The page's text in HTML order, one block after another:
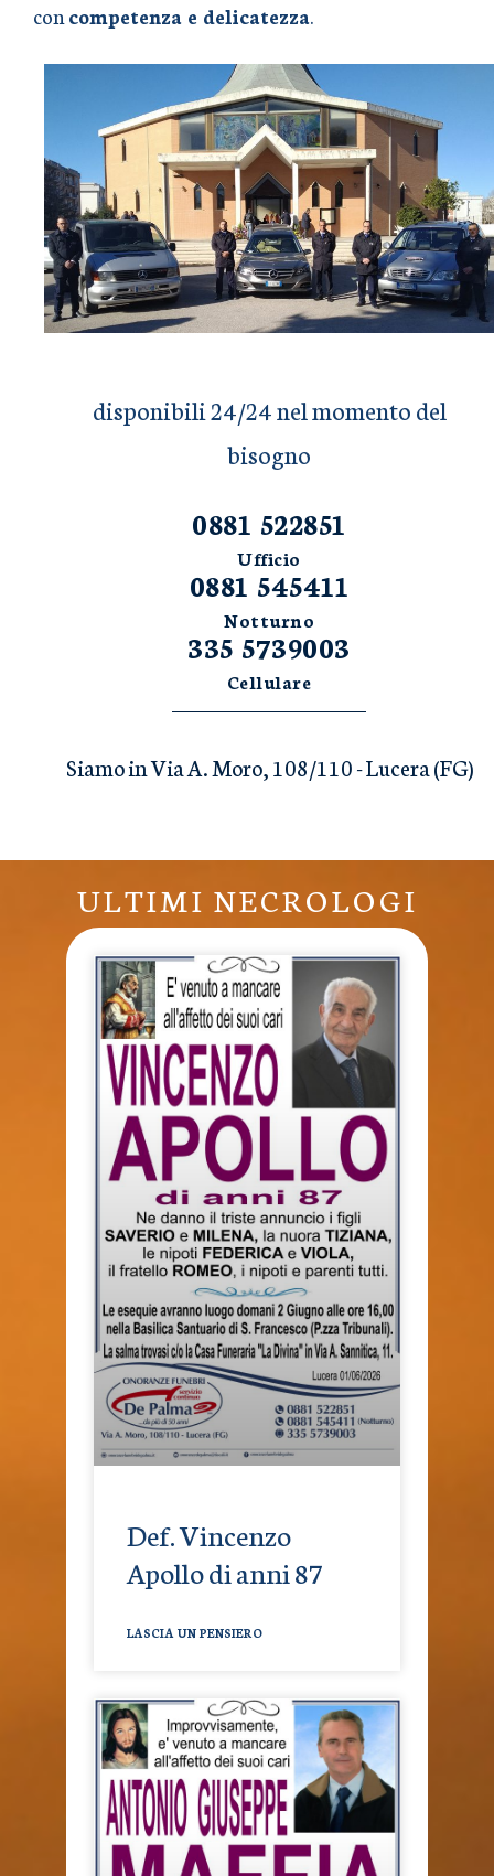
con competenza e delicatezza.
disponibili 24/24 nel momento del
bisogno
0881 522851
Ufficio
0881 545411
Notturno
335 5739003
Cellulare
Siamo in Via A. Moro, 108/110 - Lucera (FG)
ULTIMI NECROLOGI
Def. Vincenzo
Apollo di anni 87
LASCIA UN PENSIERO